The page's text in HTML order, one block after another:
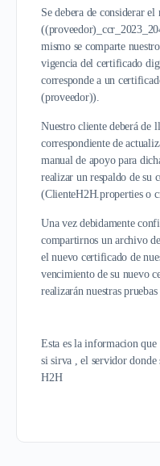
Se debera de considerar
mismo se comparte
vigencia del certificado
corresponde a un
(proveedor)).
Nuestro cliente deberá de
correspondiente de
manual de apoyo para
realizar un respaldo de su
(ClienteH2H.properties o
Una vez debidamente
compartirnos un archivo
el nuevo certificado de
vencimiento de su nuevo
realizarán nuestras
Esta es la informacion que
si sirva , el servidor donde
H2H